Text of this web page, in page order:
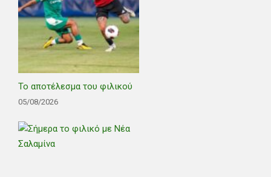
Το αποτέλεσμα του φιλικού
05/08/2026